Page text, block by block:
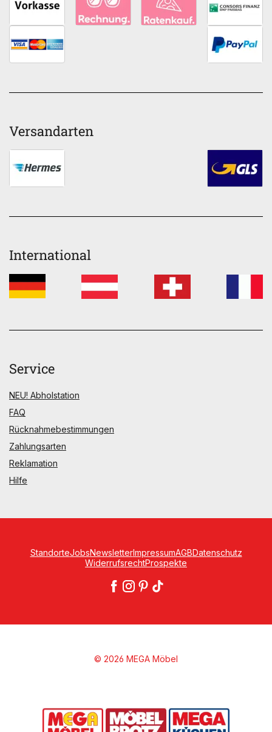
Versandarten
International
Service
NEU! Abholstation
FAQ
Rücknahmebestimmungen
Zahlungsarten
Reklamation
Hilfe
StandorteJobsNewsletterImpressumAGBDatenschutz
WiderrufsrechtProspekte
© 2026 MEGA Möbel